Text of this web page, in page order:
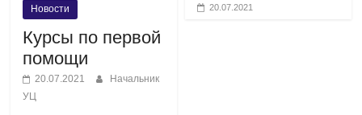
Новости
Курсы по первой
помощи
20.07.2021
Начальник
УЦ
20.07.2021